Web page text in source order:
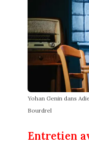
Yohan Genin dans
Bourdrel
Entretien